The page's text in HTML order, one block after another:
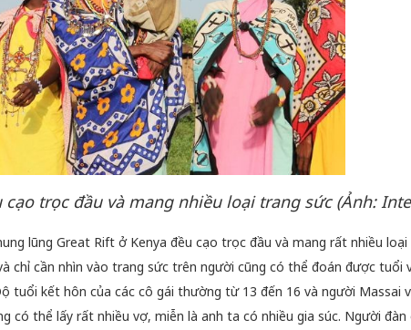
trọc đầu và mang nhiều loại trang sức (Ảnh:
lũng Great Rift ở Kenya đều cạo trọc đầu và mang rất nhiều
chỉ cần nhìn vào trang sức trên người cũng có thể đoán được tuổi
tuổi kết hôn của các cô gái thường từ 13 đến 16 và người Massai
có thể lấy rất nhiều vợ, miễn là anh ta có nhiều gia súc. Người đàn